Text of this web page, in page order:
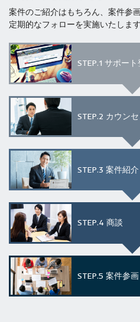
案件のご紹介はもちろん、案件参
定期的なフォローを実施いたします
STEP.1 サポート
STEP.2 カウン
STEP.3 案件紹介
STEP.4 商談
STEP.5 案件参画